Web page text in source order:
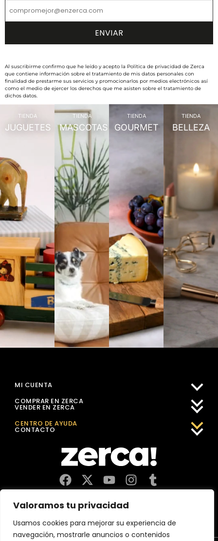
Valoramos tu privacidad
Usamos cookies para mejorar su experiencia de
navegación, mostrarle anuncios o contenidos
Al suscribirme confirmo que he leído y acepto la Política de privacidad de Zerca
que contiene información sobre el tratamiento de mis datos personales con
finalidad de prestarme sus servicios y promocionarlos por medios electrónicos así
como el medio de ejercer los derechos que me asisten sobre el tratamiento de
dichos datos.
TIENDA
JUGUETES
TIENDA
MASCOTAS
TIENDA
GOURMET
TIENDA
BELLEZA
Comercios, productores y distribuidores locales. Pagan
impuestos aquí, y dinamizan economía y empleo en tu
MI CUENTA
COMPRAR EN ZERCA
VENDER EN ZERCA
CENTRO DE AYUDA
CONTACTO